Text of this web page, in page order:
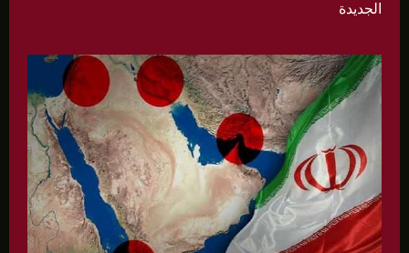
الجديدة